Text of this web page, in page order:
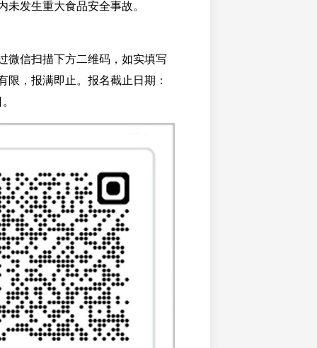
未发生重大食品安全事故。
微信扫描下方二维码，如实填写
限，报满即止。报名截止日期：